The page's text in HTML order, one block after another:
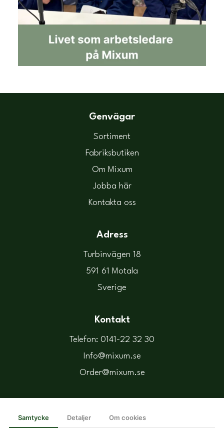
Samtycke Detaljer Om cookies
Genvägar
Sortiment
Fabriksbutiken
Om Mixum
Jobba här
Kontakta oss
Adress
Turbinvägen 18
591 61 Motala
Sverige
Kontakt
Telefon: 0141-22 32 30
Info@mixum.se
Order@mixum.se